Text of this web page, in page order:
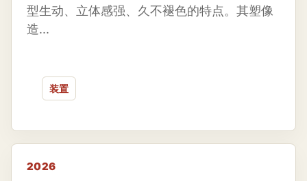
型生动、立体感强、久不褪色的特点。其塑像
造...
装置
2026